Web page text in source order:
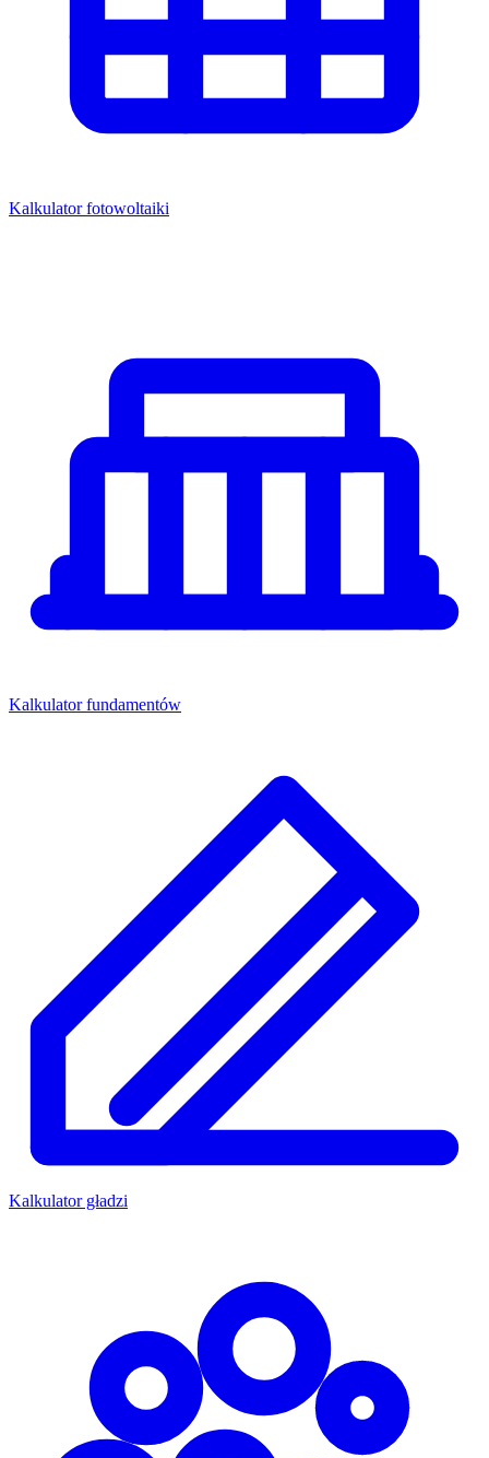
Kalkulator fotowoltaiki
Kalkulator fundamentów
Kalkulator gładzi